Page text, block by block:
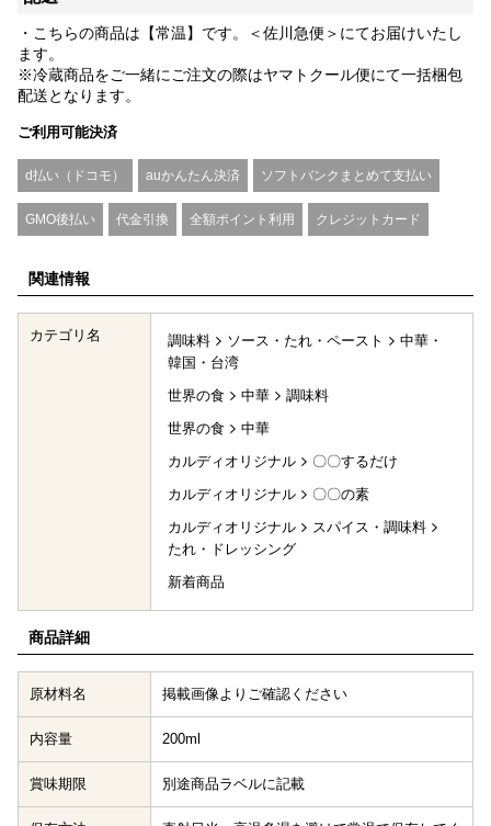
・こちらの商品は【常温】です。＜佐川急便＞にてお届けいたし
ます。
※冷蔵商品をご一緒にご注文の際はヤマトクール便にて一括梱包
配送となります。
ご利用可能決済
d払い（ドコモ） auかんたん決済 ソフトバンクまとめて支払い
GMO後払い 代金引換 全額ポイント利用 クレジットカード
関連情報
カテゴリ名 調味料 ソース・たれ・ペースト
中華・
韓国・台湾
世界の食
中華
調味料
世界の食
中華
カルディオリジナル
〇〇するだけ
カルディオリジナル
〇〇の素
カルディオリジナル
スパイス・調味料
たれ・ドレッシング
新着商品
商品詳細
原材料名 掲載画像よりご確認ください
内容量 200ml
賞味期限 別途商品ラベルに記載